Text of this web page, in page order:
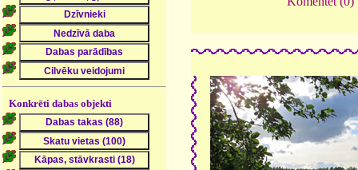
Konkrēti dabas objekti